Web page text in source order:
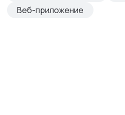
Веб-приложение